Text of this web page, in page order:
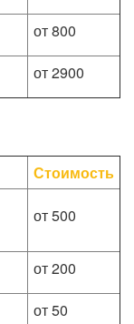
от 800
от 2900
Стоимость
от 500
от 200
от 50